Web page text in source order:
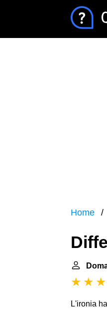
Home
L'ironia